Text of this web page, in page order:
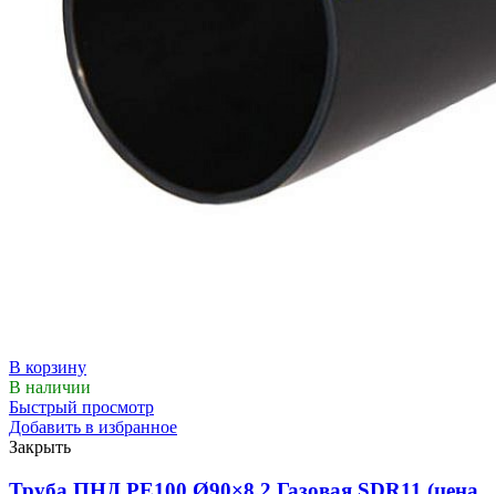
В корзину
В наличии
Быстрый просмотр
Добавить в избранное
Закрыть